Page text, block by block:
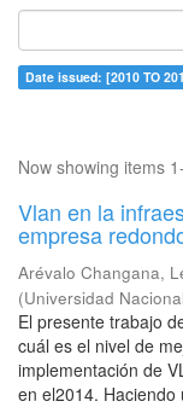
Date issued: [2010 TO
Now showing items
Vlan en la
empresa
Arévalo Changana,
(Universidad
El presente trabajo
cuál es el nivel de
implementación de
en el2014.